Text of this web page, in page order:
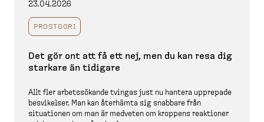
23.04.2026
PROSTOORI
Det gör ont att få ett nej, men du kan resa dig
starkare än tidigare
Allt fler arbets­sökande tvingas just nu hantera upprepade
besvikelser. Man kan återhämta sig snabbare från
situationen om man är medveten om kroppens reaktioner